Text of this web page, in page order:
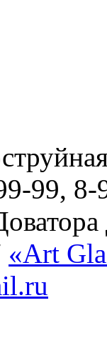
99, 8-
«Art